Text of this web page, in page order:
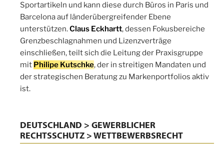
Sportartikeln und kann diese durch Büros in Paris und
Barcelona auf länderübergreifender Ebene
unterstützen.Claus Eckhartt, dessen Fokusbereiche
Grenzbeschlagnahmen und Lizenzverträge
einschließen, teilt sich die Leitung der Praxisgruppe
mit Philipe Kutschke, der in streitigen Mandaten und
der strategischen Beratung zu Markenportfolios aktiv
ist.
DEUTSCHLAND > GEWERBLICHER
RECHTSSCHUTZ > WETTBEWERBSRECHT